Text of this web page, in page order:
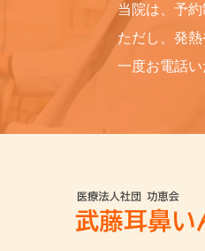
当院は、予約
ただし、発
一度お電話い